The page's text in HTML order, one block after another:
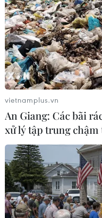
Chương trình nghệ thuật
âm thanh, ánh sáng hấp
vietnamplus.vn
An Giang: Các bãi
xử lý tập trung chậm